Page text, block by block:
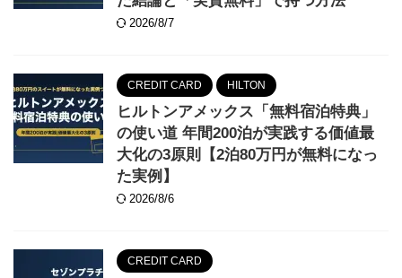
2026/8/7
CREDIT CARD HILTON
ヒルトンアメックス「無料宿泊特典」
の使い道 年間200泊が実践する価値最
大化の3原則【2泊80万円が無料になっ
た実例】
2026/8/6
CREDIT CARD